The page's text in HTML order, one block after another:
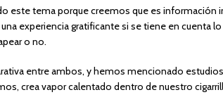
este tema porque creemos que es
experiencia gratificante si se tiene en
o no.
entre ambos, y hemos mencionado
crea vapor calentado dentro de nuestro